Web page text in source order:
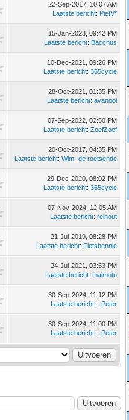
22-Sep-2017, 10:07 AM
Laatste bericht: PietV*
15-Jan-2023, 09:42 PM
Laatste bericht: Bacchus
10-Dec-2021, 09:26 PM
Laatste bericht:365cycle
28-Oct-2021, 01:35 PM
Laatste bericht:avanool
07-Sep-2022, 02:50 PM
Laatste bericht:ZoefZoef
20-Oct-2017, 04:35 PM
Laatste bericht:Wim -de roetsende
29-Dec-2020, 08:02 PM
Laatste bericht:365cycle
07-Nov-2024, 12:05 AM
Laatste bericht:reinout
21-Jul-2019, 08:28 PM
Laatste bericht: Fietsbennie
24-Jul-2021, 03:53 PM
Laatste bericht:maimoto
30-Sep-2024, 11:12 PM
Laatste bericht: _Peter
30-Sep-2024, 11:00 PM
Laatste bericht: _Peter